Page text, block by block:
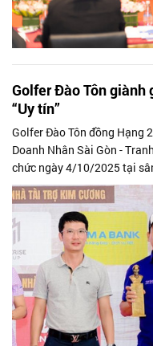
Golfer Đào Tôn giành
“Uy tín”
Golfer Đào Tôn đồng Hạng
Doanh Nhân Sài Gòn -
chức ngày 4/10/2025 tại